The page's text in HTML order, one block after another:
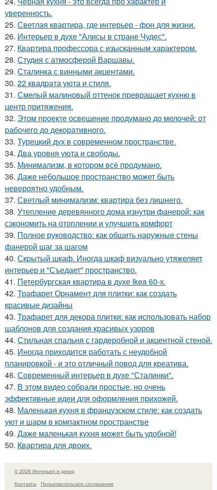
уверенность.
25. Светлая квартира, где интерьер - фон для жизни.
26. Интерьер в духе "Алисы в стране Чудес".
27. Квартира профессора с изысканным характером.
28. Студия с атмосферой Варшавы.
29. Сталинка с винными акцентами.
30. 22 квадрата уюта и стиля.
31. Смелый малиновый оттенок превращает кухню в
центр притяжения.
32. Этом проекте освещение продумано до мелочей: от
рабочего до декоративного.
33. Турецкий дух в современном пространстве.
34. Два уровня уюта и свободы.
35. Минимализм, в котором всё продумано.
36. Даже небольшое пространство может быть
невероятно удобным.
37. Светлый минимализм: квартира без лишнего.
38. Утепление деревянного дома изнутри фанерой: как
сэкономить на отоплении и улучшить комфорт
39. Полное руководство: как обшить наружные стены
фанерой шаг за шагом
40. Скрытый шкаф. Иногда шкаф визуально утяжеляет
интерьер и "Съедает" пространство.
41. Петербургская квартира в духе Ikea 60-х.
42. Трафарет Орнамент для плитки: как создать
красивые дизайны
43. Трафарет для декора плитки: как использовать набор
шаблонов для создания красивых узоров
44. Стильная спальня с гардеробной и акцентной стеной.
45. Иногда приходится работать с неудобной
планировкой - и это отличный повод для креатива.
46. Современный интерьер в духе "Сталинки".
47. В этом видео собрали простые, но очень
эффективные идеи для оформления прихожей.
48. Маленькая кухня в французском стиле: как создать
уют и шарм в компактном пространстве
49. Даже маленькая кухня может быть удобной!
50. Квартира для двоих.
© 2026 Интерьер и декор
Контакты
Пользовательское соглашение